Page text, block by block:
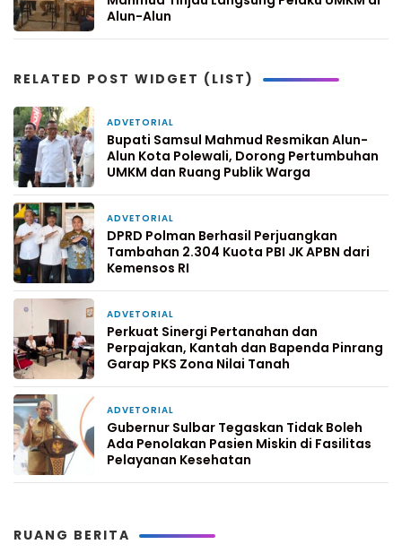
Alun-Alun
RELATED POST WIDGET (LIST)
ADVETORIAL
Bupati Samsul Mahmud Resmikan Alun-
Alun Kota Polewali, Dorong Pertumbuhan
UMKM dan Ruang Publik Warga
ADVETORIAL
DPRD Polman Berhasil Perjuangkan
Tambahan 2.304 Kuota PBI JK APBN dari
Kemensos RI
ADVETORIAL
Perkuat Sinergi Pertanahan dan
Perpajakan, Kantah dan Bapenda Pinrang
Garap PKS Zona Nilai Tanah
ADVETORIAL
Gubernur Sulbar Tegaskan Tidak Boleh
Ada Penolakan Pasien Miskin di Fasilitas
Pelayanan Kesehatan
RUANG BERITA